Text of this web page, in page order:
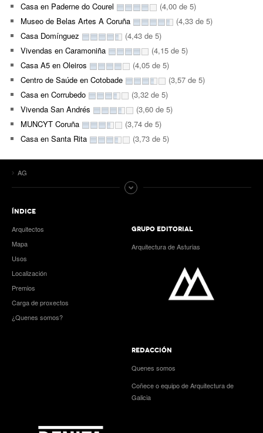
Casa en Paderne do Courel
(4,00 de 5)
Museo de Belas Artes A Coruña
(4,33 de 5)
Casa Domínguez
(4,43 de 5)
Vivendas en Caramoniña
(4,15 de 5)
Casa A5 en Oleiros
(4,05 de 5)
Centro de Saúde en Cotobade
(3,57 de 5)
Casa en Corrubedo
(3,32 de 5)
Vivenda San Andrés
(3,60 de 5)
MUNCYT Coruña
(3,74 de 5)
Casa en Santa Rita
(3,73 de 5)
AG
ÍNDICE
Arquitectos
Mapa
Usos
Localización
Premios
Carga de proxectos
¿Quenes somos?
GRUPO EDITORIAL
Arquitectura de Asturias
REDACCIÓN
Quenes somos
Coñece o equipo de Arquitectura de
Galicia